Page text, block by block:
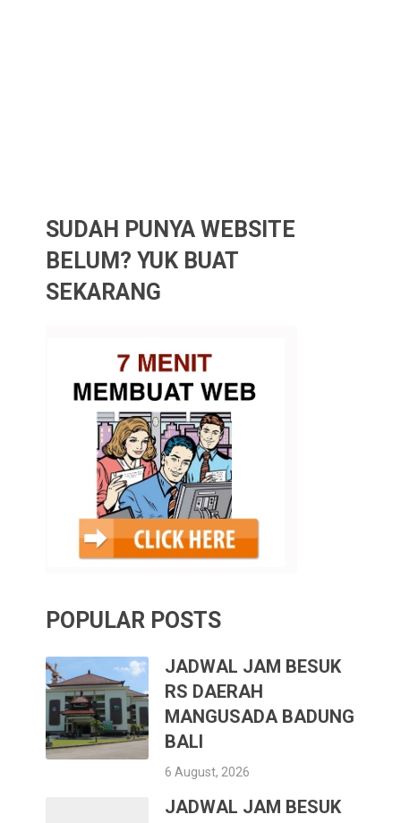
SUDAH PUNYA WEBSITE
BELUM? YUK BUAT
SEKARANG
POPULAR POSTS
JADWAL JAM BESUK
RS DAERAH
MANGUSADA BADUNG
BALI
6 August, 2026
JADWAL JAM BESUK